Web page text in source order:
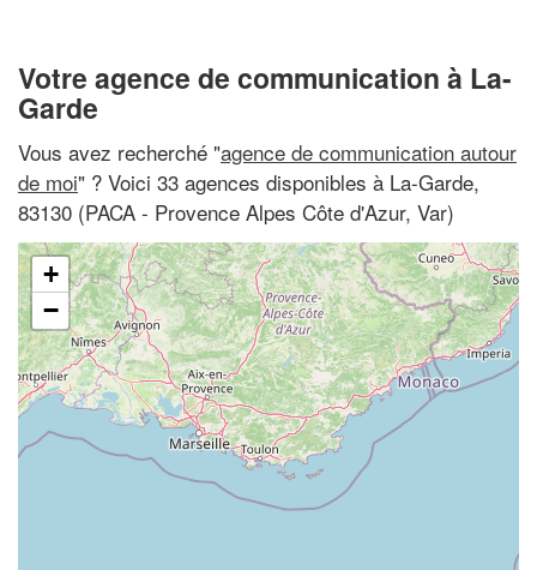
Votre agence de communication à La-
Garde
Vous avez recherché "agence de communication autour
de moi" ? Voici 33 agences disponibles à La-Garde,
83130 (PACA - Provence Alpes Côte d'Azur, Var)
+
−